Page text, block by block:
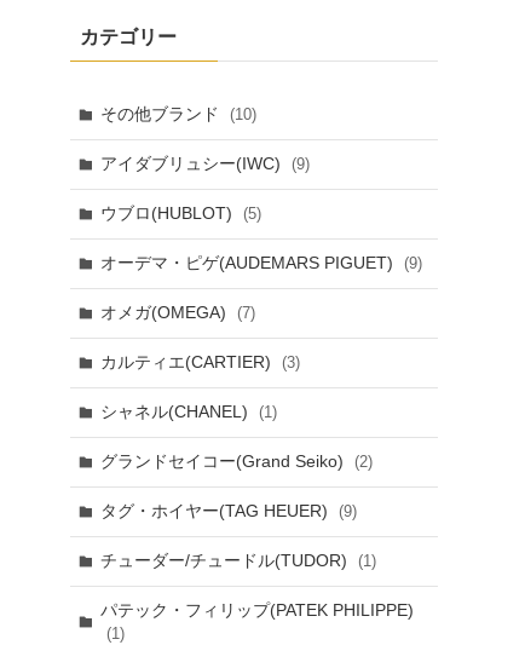
カテゴリー
その他ブランド (10)
アイダブリュシー(IWC) (9)
ウブロ(HUBLOT) (5)
オーデマ・ピゲ(AUDEMARS PIGUET) (9)
オメガ(OMEGA) (7)
カルティエ(CARTIER) (3)
シャネル(CHANEL) (1)
グランドセイコー(Grand Seiko) (2)
タグ・ホイヤー(TAG HEUER) (9)
チューダー/チュードル(TUDOR) (1)
パテック・フィリップ(PATEK PHILIPPE)
(1)